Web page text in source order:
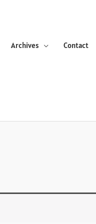
Archives Contact